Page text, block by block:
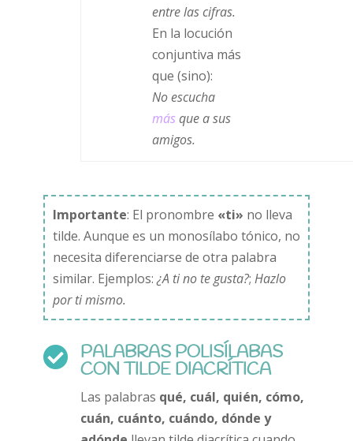
entre las cifras.
En la locución
conjuntiva más
que (sino):
No escucha
másque a sus
amigos.
Importante: El pronombre «ti» no lleva
tilde. Aunque es un monosílabo tónico, no
necesita diferenciarse de otra palabra
similar. Ejemplos: ¿A ti no te gusta?; Hazlo
por ti mismo.
 PALABRAS POLISÍLABAS
CON TILDE DIACRÍTICA
Las palabras qué, cuál, quién, cómo,
cuán, cuánto, cuándo, dónde y